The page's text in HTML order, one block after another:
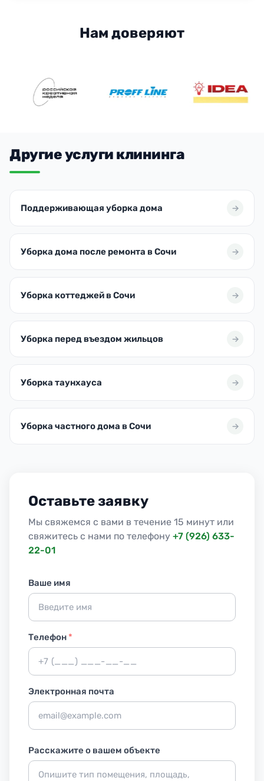
Нам доверяют
Другие услуги клининга
Поддерживающая уборка дома
Уборка дома после ремонта в Сочи
Уборка коттеджей в Сочи
Уборка перед въездом жильцов
Уборка таунхауса
Уборка частного дома в Сочи
Оставьте заявку
Мы свяжемся с вами в течение 15 минут или
свяжитесь с нами по телефону +7 (926) 633-
22-01
Ваше имя
Телефон*
Электронная почта
Расскажите о вашем объекте